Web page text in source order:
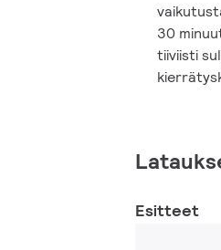
30
tiiviisti
Esitteet